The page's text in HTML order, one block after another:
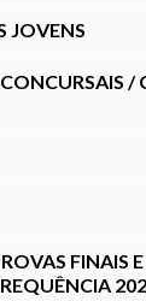
JOVENS
/
FINAIS